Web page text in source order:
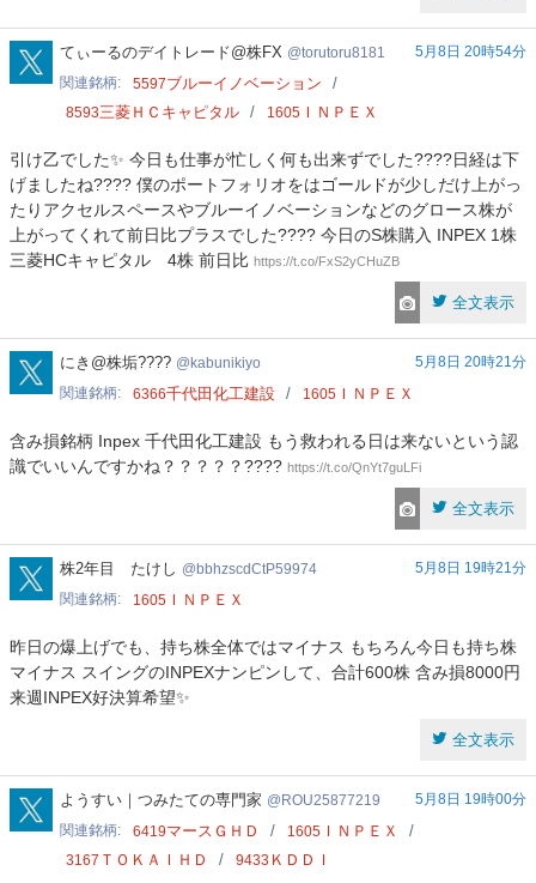
torutoru8181
てぃーるのデイトレード@株FX torutoru8181
5月8日 20時54分
関連銘柄
5597ブルーイノベーション
8593三菱ＨＣキャピタル 1605 ＩＮＰＥＸ
引け乙でした✨ 今日も仕事が忙しく何も出来ずでした????日経は下
げましたね???? 僕のポートフォリオをはゴールドが少しだけ上がっ
たりアクセルスペースやブルーイノベーションなどのグロース株が
上がってくれて前日比プラスでした???? 今日のS株購入 INPEX 1株
三菱HCキャピタル 4株 前日比 https://t.co/FxS2yCHuZB
全文表示
kabunikiyo
にき@株垢???? kabunikiyo
5月8日 20時21分
関連銘柄
6366千代田化工建設 1605 ＩＮＰＥＸ
含み損銘柄 Inpex 千代田化工建設 もう救われる日は来ないという認
識でいいんですかね？？？？？???? https://t.co/QnYt7guLFi
全文表示
bbhzscdCtP59974
株2年目 たけし bbhzscdCtP59974
5月8日 19時21分
関連銘柄
1605 ＩＮＰＥＸ
昨日の爆上げでも、持ち株全体ではマイナス もちろん今日も持ち株
マイナス スイングのINPEXナンピンして、合計600株 含み損8000円
来週INPEX好決算希望✨
全文表示
ROU25877219
ようすい｜つみたての専門家 ROU25877219
5月8日 19時00分
関連銘柄
6419マースＧＨＤ 1605 ＩＮＰＥＸ
3167 ＴＯＫＡＩＨＤ 9433 ＫＤＤＩ